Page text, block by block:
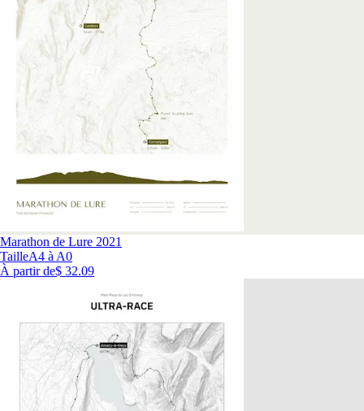
Marathon de Lure 2021
TailleA4 à A0
À partir de$ 32.09